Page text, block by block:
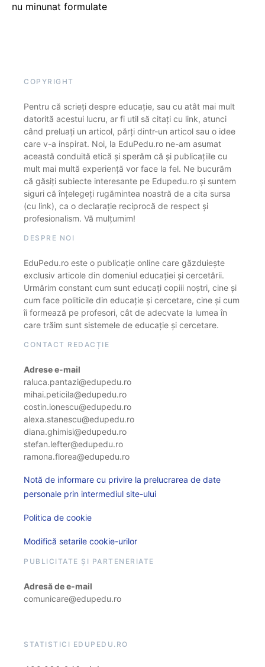
nu minunat formulate
COPYRIGHT
Pentru că scrieți despre educație, sau cu atât mai mult
datorită acestui lucru, ar fi util să citați cu link, atunci
când preluați un articol, părți dintr-un articol sau o idee
care v-a inspirat. Noi, la EduPedu.ro ne-am asumat
această conduită etică și sperăm că și publicațiile cu
mult mai multă experiență vor face la fel. Ne bucurăm
că găsiți subiecte interesante pe Edupedu.ro și suntem
siguri că înțelegeți rugămintea noastră de a cita sursa
(cu link), ca o declarație reciprocă de respect și
profesionalism. Vă mulțumim!
DESPRE NOI
EduPedu.ro este o publicație online care găzduiește
exclusiv articole din domeniul educației și cercetării.
Urmărim constant cum sunt educați copiii noștri, cine și
cum face politicile din educație și cercetare, cine și cum
îi formează pe profesori, cât de adecvate la lumea în
care trăim sunt sistemele de educație și cercetare.
CONTACT REDACȚIE
Adrese e-mail
raluca.pantazi@edupedu.ro
mihai.peticila@edupedu.ro
costin.ionescu@edupedu.ro
alexa.stanescu@edupedu.ro
diana.ghimisi@edupedu.ro
stefan.lefter@edupedu.ro
ramona.florea@edupedu.ro
Notă de informare cu privire la prelucrarea de date
personale prin intermediul site-ului
Politica de cookie
Modifică setarile cookie-urilor
PUBLICITATE ȘI PARTENERIATE
Adresă de e-mail
comunicare@edupedu.ro
STATISTICI EDUPEDU.RO